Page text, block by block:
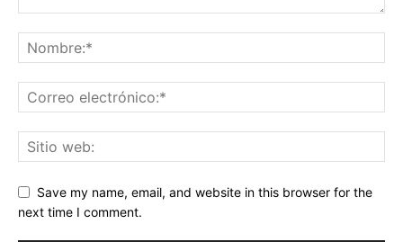
Save my name, email, and website in this browser for the
next time I comment.